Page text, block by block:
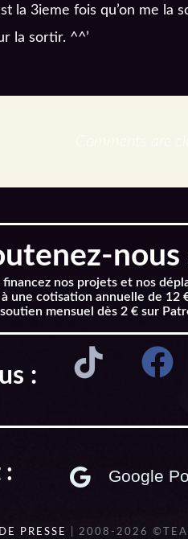
la 3ieme fois qu’on me
la sortir. ^^’
nous
financez nos projets et nos
une cotisation annuelle de 12
soutien mensuel dès 2 € sur
:
: Google
PRESSE | 2008-2026